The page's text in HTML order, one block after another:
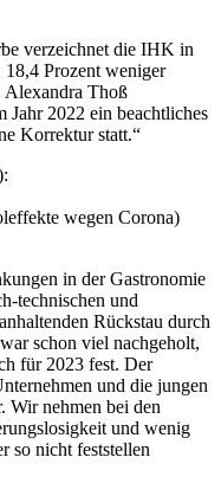
verzeichnet die IHK in
18,4 Prozent weniger
Alexandra Thoß
Jahr 2022 ein beachtliches
Korrektur statt.“
wegen Corona)
in der Gastronomie
technischen und
Rückstau durch
schon viel nachgeholt,
für 2023 fest. Der
und die jungen
Wir nehmen bei den
und wenig
so nicht feststellen